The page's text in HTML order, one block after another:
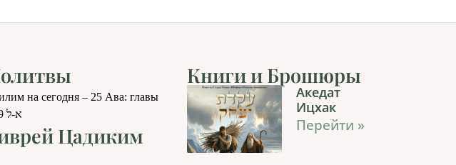
на сегодня – 25 Ава: главы
119 א-ל
Цадиким
Книги и Брошюры
Акедат
Ицхак
Перейти »